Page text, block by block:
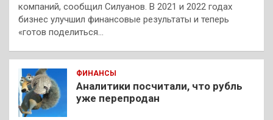
компаний, сообщил Силуанов. В 2021 и 2022 годах
бизнес улучшил финансовые результаты и теперь
«готов поделиться…
ФИНАНСЫ
Аналитики посчитали, что рубль
уже перепродан